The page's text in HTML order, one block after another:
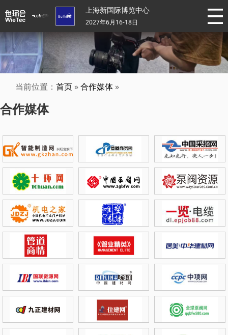
上海新国际博览中心
2027年6月16-18日
当前位置： 首页 »合作媒体 »
合作媒体